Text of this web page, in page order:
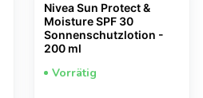
Nivea Sun Protect &
Moisture SPF 30
Sonnenschutzlotion -
200 ml
Vorrätig